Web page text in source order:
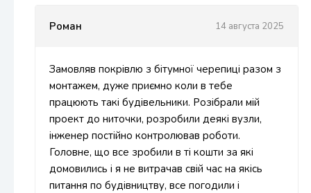
Роман 14 августа 2025
Замовляв покрівлю з бітумної черепиці разом з
монтажем, дуже приємно коли в тебе
працюють такі будівельники. Розібрали мій
проект до ниточки, розробили деякі вузли,
інженер постійно контролював роботи.
Головне, що все зробили в ті кошти за які
домовились і я не витрачав свій час на якісь
питання по будівництву, все погодили і